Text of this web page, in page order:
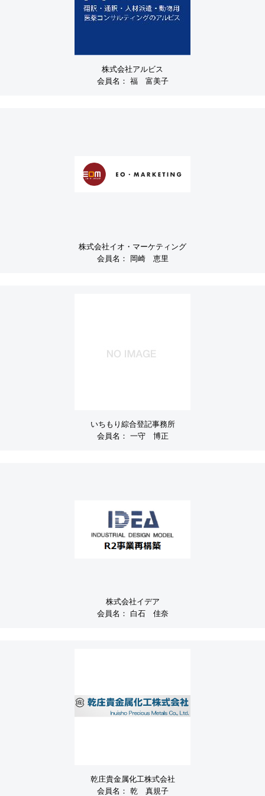
株式会社アルビス
会員名： 福 富美子
株式会社イオ・マーケティング
会員名：
岡崎 恵里
いちもり綜合登記事務所
会員名： 一守 博正
株式会社イデア
会員名：
白石 佳奈
乾庄貴金属化工株式会社
会員名： 乾 真規子